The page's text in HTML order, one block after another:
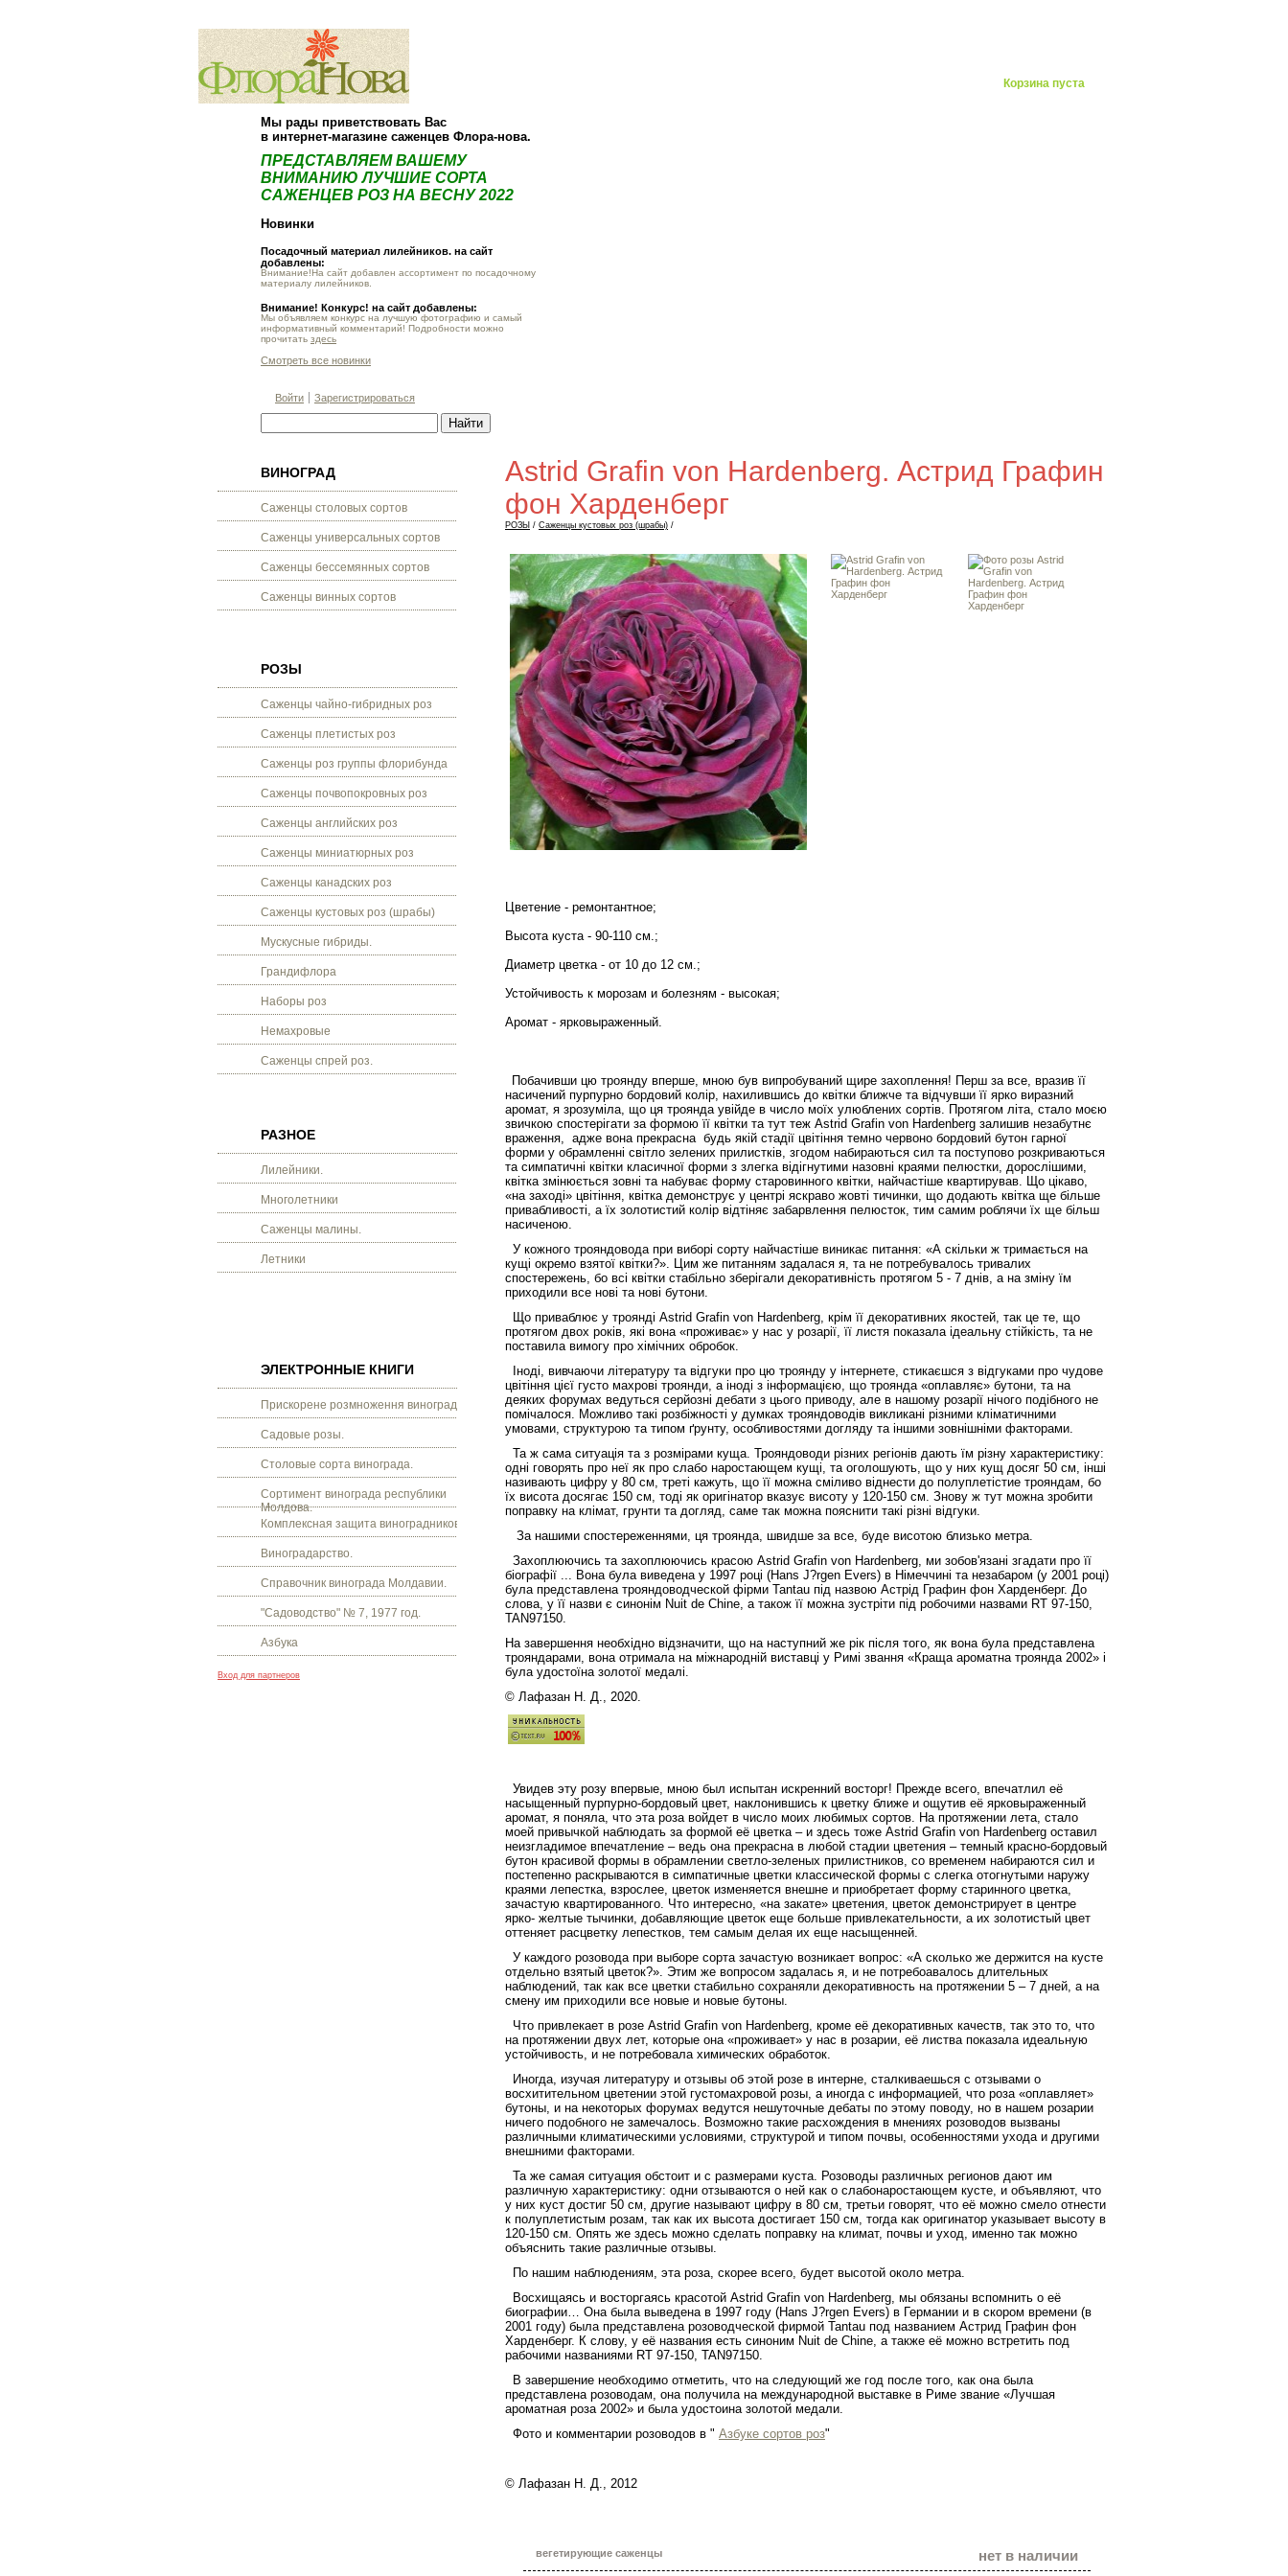
Корзина пуста
Мы рады приветствовать Вас
в интернет-магазине саженцев Флора-нова.
ПРЕДСТАВЛЯЕМ ВАШЕМУ
ВНИМАНИЮ ЛУЧШИЕ СОРТА
САЖЕНЦЕВ РОЗ НА ВЕСНУ 2022
Новинки
Посадочный материал лилейников. на сайт
добавлены:
Внимание!На сайт добавлен ассортимент по посадочному
материалу лилейников.
Внимание! Конкурс! на сайт добавлены:
Мы объявляем конкурс на лучшую фотографию и самый
информативный комментарий! Подробности можно
прочитать здесь
Смотреть все новинки
Войти Зарегистрироваться
ВИНОГРАД
Саженцы столовых сортов
Саженцы универсальных сортов
Саженцы бессемянных сортов
Саженцы винных сортов
РОЗЫ
Саженцы чайно-гибридных роз
Саженцы плетистых роз
Саженцы роз группы флорибунда
Саженцы почвопокровных роз
Саженцы английских роз
Саженцы миниатюрных роз
Саженцы канадских роз
Саженцы кустовых роз (шрабы)
Мускусные гибриды.
Грандифлора
Наборы роз
Немахровые
Саженцы спрей роз.
РАЗНОЕ
Лилейники.
Многолетники
Саженцы малины.
Летники
ЭЛЕКТРОННЫЕ КНИГИ
Прискорене розмноження винограду.
Садовые розы.
Столовые сорта винограда.
Сортимент винограда республики
Молдова.
Комплексная защита виноградников.
Виноградарство.
Справочник винограда Молдавии.
"Садоводство" № 7, 1977 год.
Азбука
Вход для партнеров
Astrid Grafin von Hardenberg. Астрид Графин
фон Харденберг
РОЗЫ / Саженцы кустовых роз (шрабы) /
Цветение - ремонтантное;
Высота куста - 90-110 см.;
Диаметр цветка - от 10 до 12 см.;
Устойчивость к морозам и болезням - высокая;
Аромат - ярковыраженный.
Побачивши цю троянду вперше, мною був випробуваний щире захоплення! Перш за все, вразив її
насичений пурпурно бордовий колір, нахилившись до квітки ближче та відчувши її ярко виразний
аромат, я зрозуміла, що ця троянда увійде в число моїх улюблених сортів. Протягом літа, стало моєю
звичкою спостерігати за формою її квітки та тут теж Astrid Grafin von Hardenberg залишив незабутнє
враження, адже вона прекрасна будь якій стадії цвітіння темно червоно бордовий бутон гарної
форми у обрамленні світло зелених прилистків, згодом набираються сил та поступово розкриваються
та симпатичні квітки класичної форми з злегка відігнутими назовні краями пелюстки, дорослішими,
квітка змінюється зовні та набуває форму старовинного квітки, найчастіше квартирував. Що цікаво,
«на заході» цвітіння, квітка демонструє у центрі яскраво жовті тичинки, що додають квітка ще більше
привабливості, а їх золотистий колір відтіняє забарвлення пелюсток, тим самим роблячи їх ще більш
насиченою.
У кожного трояндовода при виборі сорту найчастіше виникає питання: «А скільки ж тримається на
кущі окремо взятої квітки?». Цим же питанням задалася я, та не потребувалось тривалих
спостережень, бо всі квітки стабільно зберігали декоративність протягом 5 - 7 днів, а на зміну їм
приходили все нові та нові бутони.
Що приваблює у троянді Astrid Grafin von Hardenberg, крім її декоративних якостей, так це те, що
протягом двох років, які вона «проживає» у нас у розарії, її листя показала ідеальну стійкість, та не
поставила вимогу про хімічних обробок.
Іноді, вивчаючи літературу та відгуки про цю троянду у інтернете, стикаєшся з відгуками про чудове
цвітіння цієї густо махрові троянди, а іноді з інформацією, що троянда «оплавляє» бутони, та на
деяких форумах ведуться серйозні дебати з цього приводу, але в нашому розарії нічого подібного не
помічалося. Можливо такі розбіжності у думках трояндоводів викликані різними кліматичними
умовами, структурою та типом ґрунту, особливостями догляду та іншими зовнішніми факторами.
Та ж сама ситуація та з розмірами куща. Трояндоводи різних регіонів дають їм різну характеристику:
одні говорять про неї як про слабо наростающем кущі, та оголошують, що у них кущ досяг 50 см, інші
називають цифру у 80 см, треті кажуть, що її можна сміливо віднести до полуплетістие трояндам, бо
їх висота досягає 150 см, тоді як оригінатор вказує висоту у 120-150 см. Знову ж тут можна зробити
поправку на клімат, грунти та догляд, саме так можна пояснити такі різні відгуки.
За нашими спостереженнями, ця троянда, швидше за все, буде висотою близько метра.
Захоплюючись та захоплюючись красою Astrid Grafin von Hardenberg, ми зобов'язані згадати про її
біографії ... Вона була виведена у 1997 році (Hans J?rgen Evers) в Німеччині та незабаром (у 2001 році)
була представлена трояндоводческой фірми Tantau під назвою Астрід Графин фон Харденберг. До
слова, у її назви є синонім Nuit de Chine, а також її можна зустріти під робочими назвами RT 97-150,
TAN97150.
На завершення необхідно відзначити, що на наступний же рік після того, як вона була представлена
трояндарами, вона отримала на міжнародній виставці у Римі звання «Краща ароматна троянда 2002» і
була удостоїна золотої медалі.
© Лафазан Н. Д., 2020.
Увидев эту розу впервые, мною был испытан искренний восторг! Прежде всего, впечатлил её
насыщенный пурпурно-бордовый цвет, наклонившись к цветку ближе и ощутив её ярковыраженный
аромат, я поняла, что эта роза войдет в число моих любимых сортов. На протяжении лета, стало
моей привычкой наблюдать за формой её цветка – и здесь тоже Astrid Grafin von Hardenberg оставил
неизгладимое впечатление – ведь она прекрасна в любой стадии цветения – темный красно-бордовый
бутон красивой формы в обрамлении светло-зеленых прилистников, со временем набираются сил и
постепенно раскрываются в симпатичные цветки классической формы с слегка отогнутыми наружу
краями лепестка, взрослее, цветок изменяется внешне и приобретает форму старинного цветка,
зачастую квартированного. Что интересно, «на закате» цветения, цветок демонстрирует в центре
ярко- желтые тычинки, добавляющие цветок еще больше привлекательности, а их золотистый цвет
оттеняет расцветку лепестков, тем самым делая их еще насыщенней.
У каждого розовода при выборе сорта зачастую возникает вопрос: «А сколько же держится на кусте
отдельно взятый цветок?». Этим же вопросом задалась я, и не потребоавалось длительных
наблюдений, так как все цветки стабильно сохраняли декоративность на протяжении 5 – 7 дней, а на
смену им приходили все новые и новые бутоны.
Что привлекает в розе Astrid Grafin von Hardenberg, кроме её декоративных качеств, так это то, что
на протяжении двух лет, которые она «проживает» у нас в розарии, её листва показала идеальную
устойчивость, и не потребовала химических обработок.
Иногда, изучая литературу и отзывы об этой розе в интерне, сталкиваешься с отзывами о
восхитительном цветении этой густомахровой розы, а иногда с информацией, что роза «оплавляет»
бутоны, и на некоторых форумах ведутся нешуточные дебаты по этому поводу, но в нашем розарии
ничего подобного не замечалось. Возможно такие расхождения в мнениях розоводов вызваны
различными климатическими условиями, структурой и типом почвы, особенностями ухода и другими
внешними факторами.
Та же самая ситуация обстоит и с размерами куста. Розоводы различных регионов дают им
различную характеристику: одни отзываются о ней как о слабонаростающем кусте, и объявляют, что
у них куст достиг 50 см, другие называют цифру в 80 см, третьи говорят, что её можно смело отнести
к полуплетистым розам, так как их высота достигает 150 см, тогда как оригинатор указывает высоту в
120-150 см. Опять же здесь можно сделать поправку на климат, почвы и уход, именно так можно
объяснить такие различные отзывы.
По нашим наблюдениям, эта роза, скорее всего, будет высотой около метра.
Восхищаясь и восторгаясь красотой Astrid Grafin von Hardenberg, мы обязаны вспомнить о её
биографии… Она была выведена в 1997 году (Hans J?rgen Evers) в Германии и в скором времени (в
2001 году) была представлена розоводческой фирмой Tantau под названием Астрид Графин фон
Харденберг. К слову, у её названия есть синоним Nuit de Chine, а также её можно встретить под
рабочими названиями RT 97-150, TAN97150.
В завершение необходимо отметить, что на следующий же год после того, как она была
представлена розоводам, она получила на международной выставке в Риме звание «Лучшая
ароматная роза 2002» и была удостоина золотой медали.
Фото и комментарии розоводов в " Азбуке сортов роз"
© Лафазан Н. Д., 2012
вегетирующие саженцы нет в наличии